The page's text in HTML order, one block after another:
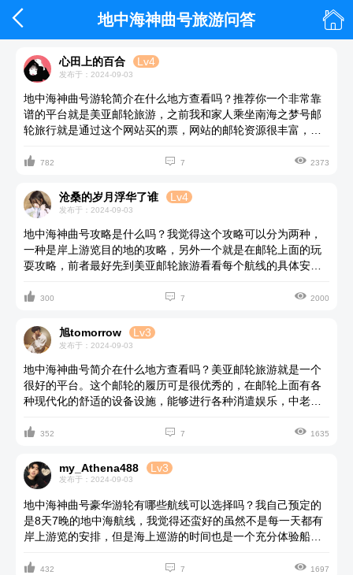
 地中海神曲号旅游问答 
心田上的百合 Lv4
发布于：2024-09-03
地中海神曲号游轮简介在什么地方查看吗？推荐你一个非常靠
谱的平台就是美亚邮轮旅游，之前我和家人乘坐南海之梦号邮
轮旅行就是通过这个网站买的票，网站的邮轮资源很丰富，可
人员推荐，只需要打打字或者说说话就能够轻松搞定船票的预
 782  7  2373
沧桑的岁月浮华了谁 Lv4
发布于：2024-09-03
地中海神曲号攻略是什么吗？我觉得这个攻略可以分为两种，
一种是岸上游览目的地的攻略，另外一个就是在邮轮上面的玩
耍攻略，前者最好先到美亚邮轮旅游看看每个航线的具体安
话可以关注邮轮上面的日报，日报上面每天的活动安排和各个
 300  7  2000
旭tomorrow Lv3
发布于：2024-09-03
地中海神曲号简介在什么地方查看吗？美亚邮轮旅游就是一个
很好的平台。这个邮轮的履历可是很优秀的，在邮轮上面有各
种现代化的舒适的设备设施，能够进行各种消遣娱乐，中老年
或者到船上的棋牌室打打牌下下棋之类的都可以，在多功能运
 352  7  1635
my_Athena488 Lv3
发布于：2024-09-03
地中海神曲号豪华游轮有哪些航线可以选择吗？我自己预定的
是8天7晚的地中海航线，我觉得还蛮好的虽然不是每一天都有
岸上游览的安排，但是海上巡游的时间也是一个充分体验船上
的事内舱三人间，还没住不知道憋不憋屈，但是我觉得应该还
 432  7  1697